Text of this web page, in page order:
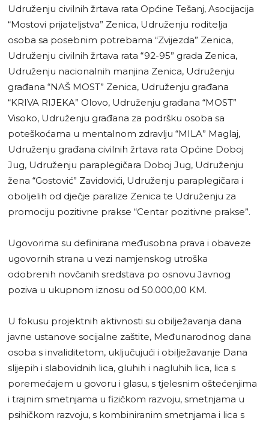
Udruženju civilnih žrtava rata Općine Tešanj, Asocijacija
“Mostovi prijateljstva” Zenica, Udruženju roditelja
osoba sa posebnim potrebama “Zvijezda” Zenica,
Udruženju civilnih žrtava rata “92-95” grada Zenica,
Udruženju nacionalnih manjina Zenica, Udruženju
građana “NAŠ MOST” Zenica, Udruženju građana
“KRIVA RIJEKA” Olovo, Udruženju građana “MOST”
Visoko, Udruženju građana za podršku osoba sa
poteškoćama u mentalnom zdravlju “MILA” Maglaj,
Udruženju građana civilnih žrtava rata Općine Doboj
Jug, Udruženju paraplegičara Doboj Jug, Udruženju
žena “Gostović” Zavidovići, Udruženju paraplegičara i
oboljelih od dječje paralize Zenica te Udruženju za
promociju pozitivne prakse “Centar pozitivne prakse”.
Ugovorima su definirana međusobna prava i obaveze
ugovornih strana u vezi namjenskog utroška
odobrenih novčanih sredstava po osnovu Javnog
poziva u ukupnom iznosu od 50.000,00 KM.
U fokusu projektnih aktivnosti su obilježavanja dana
javne ustanove socijalne zaštite, Međunarodnog dana
osoba s invaliditetom, uključujući i obilježavanje Dana
slijepih i slabovidnih lica, gluhih i nagluhih lica, lica s
poremećajem u govoru i glasu, s tjelesnim oštećenjima
i trajnim smetnjama u fizičkom razvoju, smetnjama u
psihičkom razvoju, s kombiniranim smetnjama i lica s